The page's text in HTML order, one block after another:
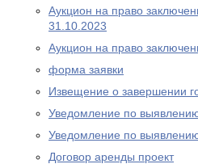
Аукцион на право
31.10.2023
Аукцион на право
форма заявки
Извещение о завершении
Уведомление по
Уведомление по
Договор аренды проект